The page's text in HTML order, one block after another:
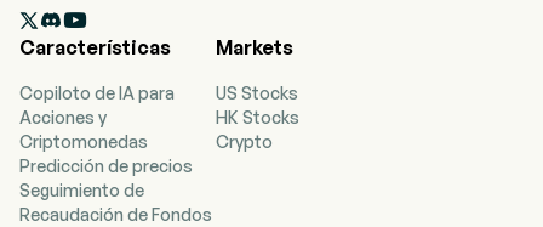

Características
Copiloto de IA para
Acciones y
Criptomonedas
Predicción de precios
Seguimiento de
Recaudación de Fondos
Markets
US Stocks
HK Stocks
Crypto